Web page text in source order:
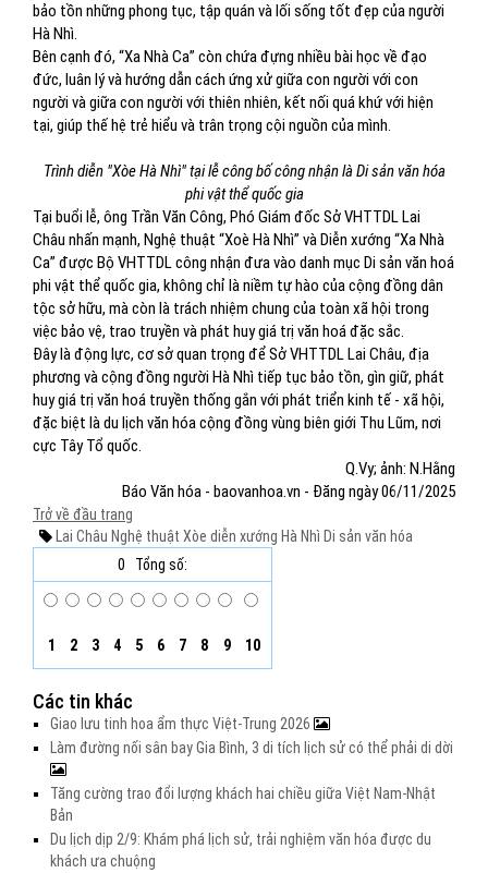
bảo tồn những phong tục, tập quán và lối sống tốt đẹp của người
Hà Nhì.
Bên cạnh đó, “Xa Nhà Ca” còn chứa đựng nhiều bài học về đạo
đức, luân lý và hướng dẫn cách ứng xử giữa con người với con
người và giữa con người với thiên nhiên, kết nối quá khứ với hiện
tại, giúp thế hệ trẻ hiểu và trân trọng cội nguồn của mình.
Trình diễn "Xòe Hà Nhì" tại lễ công bố công nhận là Di sản văn hóa
phi vật thể quốc gia
Tại buổi lễ, ông Trần Văn Công, Phó Giám đốc Sở VHTTDL Lai
Châu nhấn mạnh, Nghệ thuật “Xoè Hà Nhì” và Diễn xướng “Xa Nhà
Ca” được Bộ VHTTDL công nhận đưa vào danh mục Di sản văn hoá
phi vật thể quốc gia, không chỉ là niềm tự hào của cộng đồng dân
tộc sở hữu, mà còn là trách nhiệm chung của toàn xã hội trong
việc bảo vệ, trao truyền và phát huy giá trị văn hoá đặc sắc.
Đây là động lực, cơ sở quan trọng để Sở VHTTDL Lai Châu, địa
phương và cộng đồng người Hà Nhì tiếp tục bảo tồn, gìn giữ, phát
huy giá trị văn hoá truyền thống gắn với phát triển kinh tế - xã hội,
đặc biệt là du lịch văn hóa cộng đồng vùng biên giới Thu Lũm, nơi
cực Tây Tổ quốc.
Q.Vy; ảnh: N.Hằng
Báo Văn hóa - baovanhoa.vn - Đăng ngày 06/11/2025
Trở về đầu trang
Lai Châu Nghệ thuật Xòe diễn xướng Hà Nhì Di sản văn hóa
0
Tổng số:
1 2 3 4 5 6 7 8 9 10
Các tin khác
Giao lưu tinh hoa ẩm thực Việt-Trung 2026
Làm đường nối sân bay Gia Bình, 3 di tích lịch sử có thể phải di dời
Tăng cường trao đổi lượng khách hai chiều giữa Việt Nam-Nhật
Bản
Du lịch dịp 2/9: Khám phá lịch sử, trải nghiệm văn hóa được du
khách ưa chuộng